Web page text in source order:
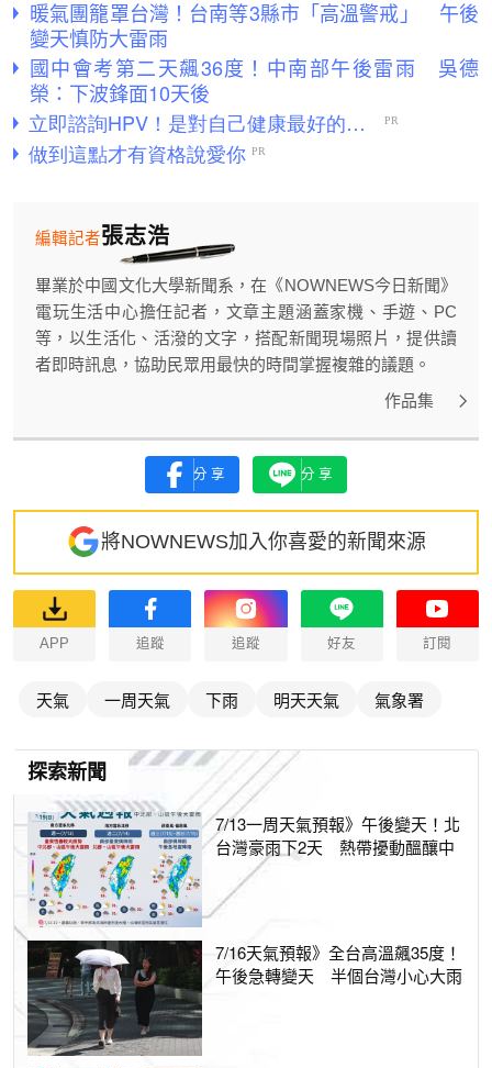
暖氣團籠罩台灣！台南等3縣市「高溫警戒」 午後
變天慎防大雷雨
國中會考第二天飆36度！中南部午後雷雨 吳德
榮：下波鋒面10天後
張志浩
編輯記者
畢業於中國文化大學新聞系，在《NOWNEWS今日新聞》
電玩生活中心擔任記者，文章主題涵蓋家機、手遊、PC
等，以生活化、活潑的文字，搭配新聞現場照片，提供讀
者即時訊息，協助民眾用最快的時間掌握複雜的議題。
作品集
分享 分享
將NOWNEWS加入你喜愛的新聞來源
APP 追蹤 追蹤 好友 訂閱
天氣 一周天氣 下雨 明天天氣 氣象署
探索新聞
7/13一周天氣預報》午後變天！北
台灣豪雨下2天 熱帶擾動醞釀中
7/16天氣預報》全台高溫飆35度！
午後急轉變天 半個台灣小心大雨